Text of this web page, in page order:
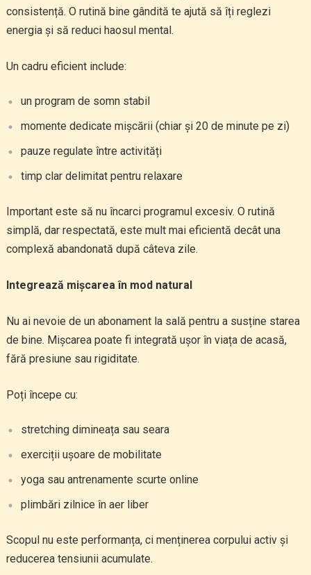
consistență. O rutină bine gândită te ajută să îți reglezi
energia și să reduci haosul mental.
Un cadru eficient include:
un program de somn stabil
momente dedicate mișcării (chiar și 20 de minute pe zi)
pauze regulate între activități
timp clar delimitat pentru relaxare
Important este să nu încarci programul excesiv. O rutină
simplă, dar respectată, este mult mai eficientă decât una
complexă abandonată după câteva zile.
Integrează mișcarea în mod natural
Nu ai nevoie de un abonament la sală pentru a susține starea
de bine. Mișcarea poate fi integrată ușor în viața de acasă,
fără presiune sau rigiditate.
Poți începe cu:
stretching dimineața sau seara
exerciții ușoare de mobilitate
yoga sau antrenamente scurte online
plimbări zilnice în aer liber
Scopul nu este performanța, ci menținerea corpului activ și
reducerea tensiunii acumulate.